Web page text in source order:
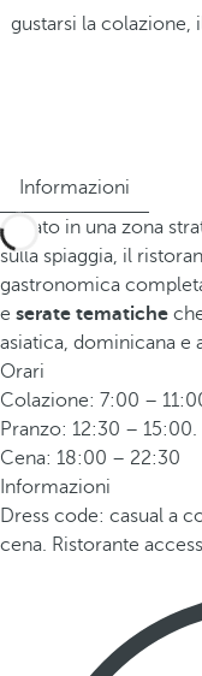
gustarsi la colazione,
Informazioni
Situato in una zona
sulla spiaggia, il
gastronomica
e serate tematiche
asiatica, dominicana e
Orari
Colazione: 7:00 –
Pranzo: 12:30 – 15:00.
Cena: 18:00 – 22:30
Informazioni
Dress code: casual a
cena. Ristorante